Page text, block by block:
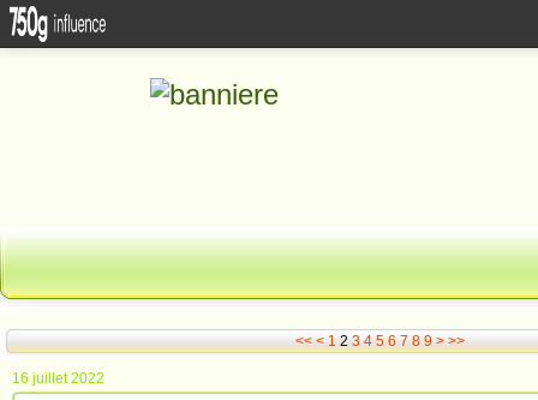
<< < 1 2 3 4 5 6 7 8 9 > >>
16 juillet 2022